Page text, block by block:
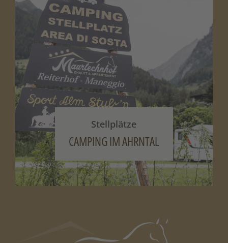
Stellplätze
CAMPING IM AHRNTAL